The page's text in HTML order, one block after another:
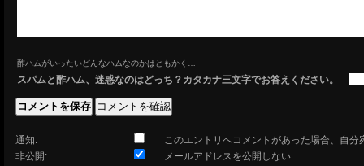
酢ハムがいったいどんなハムなのかはともかく…
スパムと酢ハム、迷惑なのはどっち？カタカナ三文字でお答えください。
通知:
このエントリへコメントがあった場合、自分
非公開:
メールアドレスを公開しない